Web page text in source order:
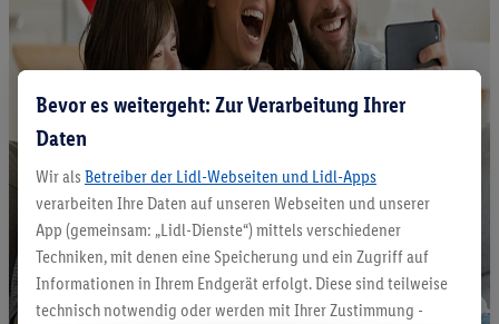
Bevor es weitergeht: Zur Verarbeitung Ihrer
Daten
Wir als Betreiber der Lidl-Webseiten und Lidl-Apps
verarbeiten Ihre Daten auf unseren Webseiten und unserer
App (gemeinsam: „Lidl-Dienste“) mittels verschiedener
Techniken, mit denen eine Speicherung und ein Zugriff auf
Informationen in Ihrem Endgerät erfolgt. Diese sind teilweise
technisch notwendig oder werden mit Ihrer Zustimmung -